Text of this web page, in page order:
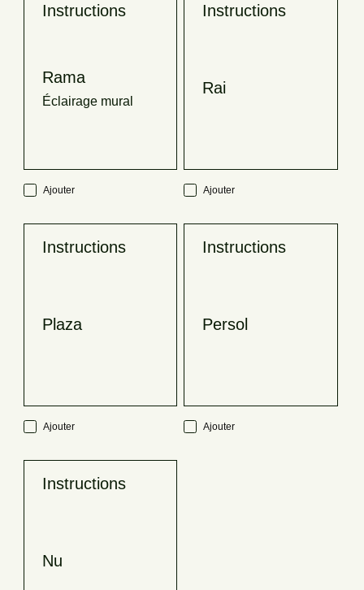
Instructions
Rama
Éclairage mural
Ajouter
Instructions
Rai
Ajouter
Instructions
Plaza
Ajouter
Instructions
Persol
Ajouter
Instructions
Nu